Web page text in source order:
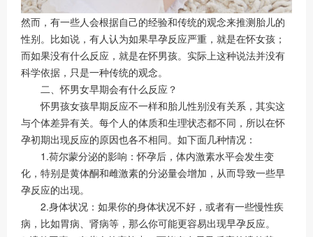
然而，有一些人会根据自己的经验和传统的观念来推测胎儿的
性别。比如说，有人认为如果早孕反应严重，就是在怀女孩；
而如果没有什么反应，就是在怀男孩。实际上这种说法并没有
科学依据，只是一种传统的观念。
二、怀男女早期会有什么反应？
怀男孩女孩早期反应不一样和胎儿性别没有关系，其实这
与个体差异有关。每个人的体质和生理状态都不同，所以在怀
孕初期出现反应的原因也各不相同。如下面几种情况：
1.荷尔蒙分泌的影响：怀孕后，体内激素水平会发生变
化，特别是黄体酮和雌激素的分泌量会增加，从而导致一些早
孕反应的出现。
2.身体状况：如果你的身体状况不好，或者有一些慢性疾
病，比如胃病、肾病等，那么你可能更容易出现早孕反应。